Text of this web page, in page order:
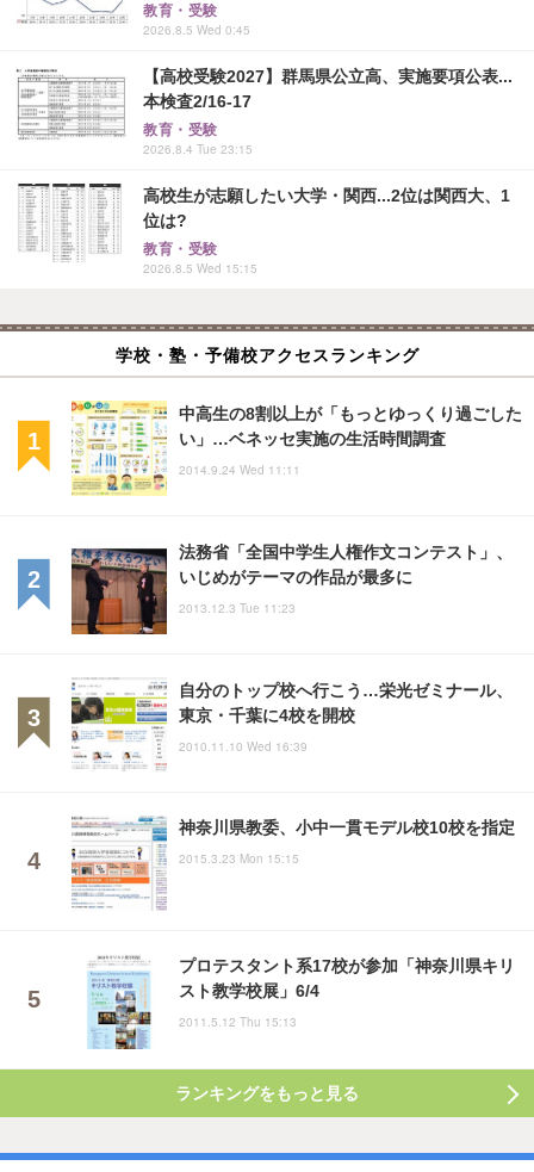
教育・受験
2026.8.5 Wed 0:45
【高校受験2027】群馬県公立高、実施要項公表...
本検査2/16-17
教育・受験
2026.8.4 Tue 23:15
高校生が志願したい大学・関西...2位は関西大、1
位は?
教育・受験
2026.8.5 Wed 15:15
学校・塾・予備校アクセスランキング
中高生の8割以上が「もっとゆっくり過ごした
い」…ベネッセ実施の生活時間調査
2014.9.24 Wed 11:11
法務省「全国中学生人権作文コンテスト」、
いじめがテーマの作品が最多に
2013.12.3 Tue 11:23
自分のトップ校へ行こう…栄光ゼミナール、
東京・千葉に4校を開校
2010.11.10 Wed 16:39
神奈川県教委、小中一貫モデル校10校を指定
2015.3.23 Mon 15:15
プロテスタント系17校が参加「神奈川県キリ
スト教学校展」6/4
2011.5.12 Thu 15:13
ランキングをもっと見る